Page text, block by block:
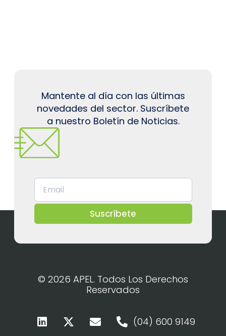
Mantente al día con las últimas
novedades del sector. Suscríbete
a nuestro Boletín de Noticias.
Suscríbete
© 2026 APEL. Todos Los Derechos
Reservados
(04) 600 9149